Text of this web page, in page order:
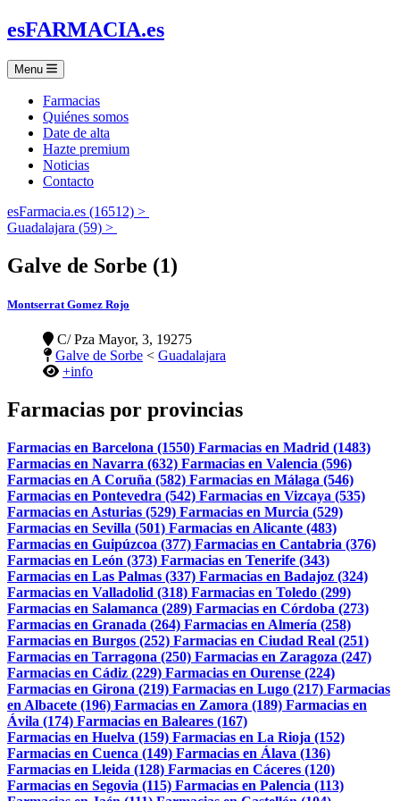
esFARMACIA.es
Menu
Farmacias
Quiénes somos
Date de alta
Hazte premium
Noticias
Contacto
esFarmacia.es (16512) >
Guadalajara (59) >
Galve de Sorbe (1)
Montserrat Gomez Rojo
C/ Pza Mayor, 3, 19275
Galve de Sorbe < Guadalajara
+info
Farmacias por provincias
Farmacias en Barcelona (1550) Farmacias en Madrid (1483)
Farmacias en Navarra (632) Farmacias en Valencia (596)
Farmacias en A Coruña (582) Farmacias en Málaga (546)
Farmacias en Pontevedra (542) Farmacias en Vizcaya (535)
Farmacias en Asturias (529) Farmacias en Murcia (529)
Farmacias en Sevilla (501) Farmacias en Alicante (483)
Farmacias en Guipúzcoa (377) Farmacias en Cantabria (376)
Farmacias en León (373) Farmacias en Tenerife (343)
Farmacias en Las Palmas (337) Farmacias en Badajoz (324)
Farmacias en Valladolid (318) Farmacias en Toledo (299)
Farmacias en Salamanca (289) Farmacias en Córdoba (273)
Farmacias en Granada (264) Farmacias en Almería (258)
Farmacias en Burgos (252) Farmacias en Ciudad Real (251)
Farmacias en Tarragona (250) Farmacias en Zaragoza (247)
Farmacias en Cádiz (229) Farmacias en Ourense (224)
Farmacias en Girona (219) Farmacias en Lugo (217) Farmacias
en Albacete (196) Farmacias en Zamora (189) Farmacias en
Ávila (174) Farmacias en Baleares (167)
Farmacias en Huelva (159) Farmacias en La Rioja (152)
Farmacias en Cuenca (149) Farmacias en Álava (136)
Farmacias en Lleida (128) Farmacias en Cáceres (120)
Farmacias en Segovia (115) Farmacias en Palencia (113)